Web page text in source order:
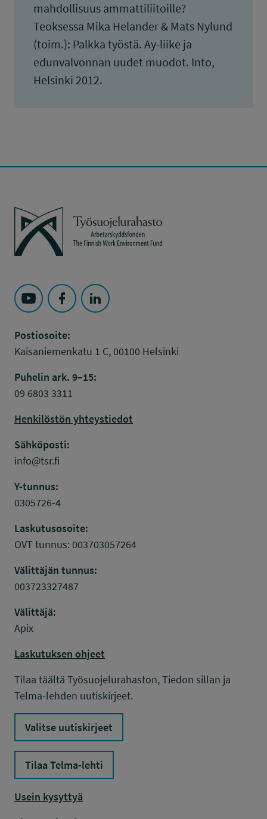
mahdollisuus ammattiliitoille?
Teoksessa Mika Helander & Mats Nylund
(toim.): Palkka työstä. Ay-liike ja
edunvalvonnan uudet muodot. Into,
Helsinki 2012.
Työsuojelurahasto
Seuraa Työsuojelurahasto kohteessa: YouTube
Seuraa Työsuojelurahasto kohteessa:
Seuraa Työsuojelurahasto kohteessa:
Postiosoite:
Kaisaniemenkatu 1 C, 00100 Helsinki
Puhelin ark. 9–15:
09 6803 3311
Henkilöstön yhteystiedot
Sähköposti:
info@tsr.fi
Y-tunnus:
0305726-4
Laskutusosoite:
OVT tunnus: 003703057264
Välittäjän tunnus:
003723327487
Välittäjä:
Apix
Laskutuksen ohjeet
Tilaa täältä Työsuojelurahaston, Tiedon sillan ja
Telma-lehden uutiskirjeet.
Valitse uutiskirjeet
Tilaa Telma-lehti
Usein kysyttyä